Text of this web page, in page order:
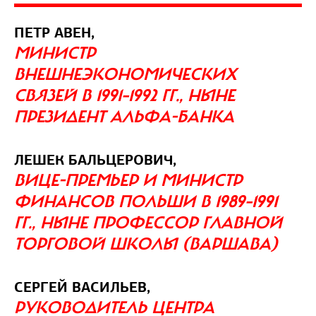
ПЕТР АВЕН,
МИНИСТР
ВНЕШНЕЭКОНОМИЧЕСКИХ
СВЯЗЕЙ В 1991–1992 ГГ., НЫНЕ
ПРЕЗИДЕНТ АЛЬФА-БАНКА
ЛЕШЕК БАЛЬЦЕРОВИЧ,
ВИЦЕ-ПРЕМЬЕР И МИНИСТР
ФИНАНСОВ ПОЛЬШИ В 1989–1991
ГГ., НЫНЕ ПРОФЕССОР ГЛАВНОЙ
ТОРГОВОЙ ШКОЛЫ (ВАРШАВА)
СЕРГЕЙ ВАСИЛЬЕВ,
РУКОВОДИТЕЛЬ ЦЕНТРА